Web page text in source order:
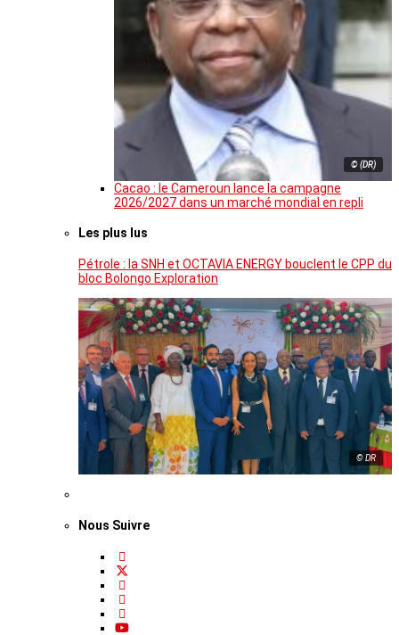
© (DR)
Cacao : le Cameroun lance la campagne
2026/2027 dans un marché mondial en repli
Les plus lus
Pétrole : la SNH et OCTAVIA ENERGY bouclent le CPP du
bloc Bolongo Exploration
© DR
Nous Suivre